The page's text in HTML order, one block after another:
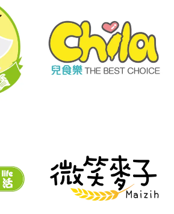
純粹風味國際無添加認證 🏆️